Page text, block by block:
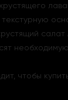
салат
чтобы